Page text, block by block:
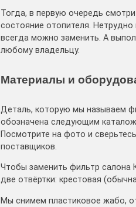
Тогда, в первую очередь
состояние отопителя.
всегда можно заменить. А
любому владельцу.
Материалы и
Деталь, которую мы называем
обозначена следующим
Посмотрите на фото и
поставщиков.
Чтобы заменить фильтр салона
две отвёртки: крестовая
Мы снимем пластиковое жабо,